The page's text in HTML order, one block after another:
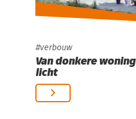
verbouw
Van donkere
licht